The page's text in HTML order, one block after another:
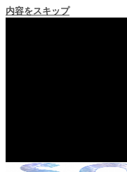
内容をスキップ